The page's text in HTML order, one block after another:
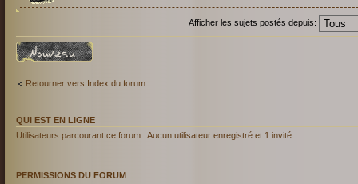
Afficher les sujets postés depuis:
Écrire un nouveau
sujet
Retourner vers Index du forum
QUI EST EN LIGNE
Utilisateurs parcourant ce forum : Aucun utilisateur enregistré et 1 invité
PERMISSIONS DU FORUM